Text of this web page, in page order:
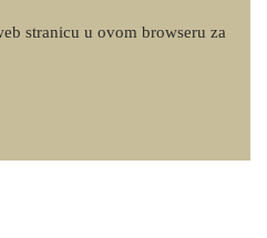
stranicu u ovom browseru za